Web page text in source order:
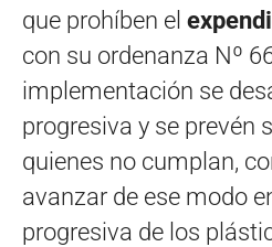
que prohíben el
con su ordenanza Nº
implementación se
progresiva y se prevén
quienes no cumplan,
avanzar de ese modo
progresiva de los